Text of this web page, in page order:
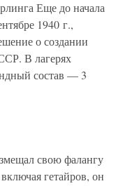
Еще до начала
1940 г.,
о создании
В лагерях
состав — 3
свою фалангу
гетайров, он